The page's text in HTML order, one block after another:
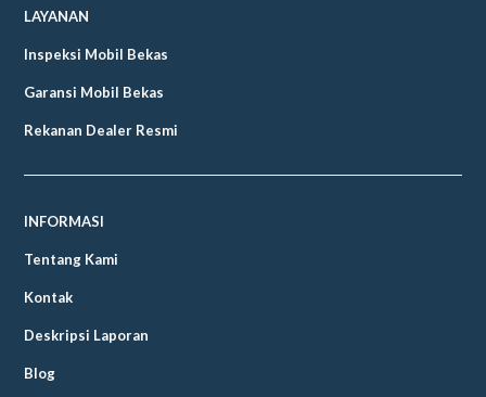
LAYANAN
Inspeksi Mobil Bekas
Garansi Mobil Bekas
Rekanan Dealer Resmi
INFORMASI
Tentang Kami
Kontak
Deskripsi Laporan
Blog